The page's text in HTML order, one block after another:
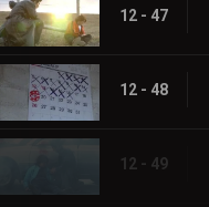
12 - 47
12 - 48
12 - 49